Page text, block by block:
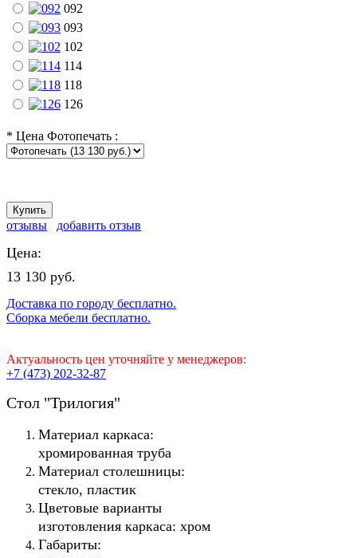
092
093
102
114
118
126
* Цена Фотопечать :
отзывы добавить отзыв
Цена:
13 130 руб.
Доставка по городу бесплатно.
Сборка мебели бесплатно.
Актуальность цен уточняйте у менеджеров:
+7 (473) 202-32-87
Стол "Трилогия"
Материал каркаса:
хромированная труба
Материал столешницы:
стекло, пластик
Цветовые варианты
изготовления каркаса: хром
Габариты: